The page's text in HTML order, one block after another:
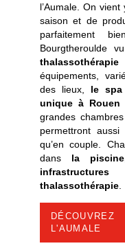
l’Aumale. On
saison et de
parfaitement
Bourgtheroulde
thalassothérapie
équipements,
des lieux, le
unique à Rouen
grandes
permettront
qu’en couple.
dans la
thalassothérapie.
L'AUMALE